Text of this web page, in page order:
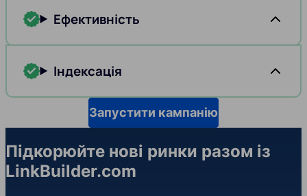
Ефективність
Індексація
Запустити кампанію
Підкорюйте нові ринки разом із
LinkBuilder.com